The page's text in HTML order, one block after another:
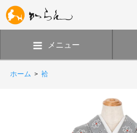
メニュー
ホーム > 袷